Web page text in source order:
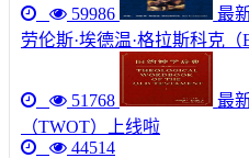
59986
最
劳伦斯·埃德温·格拉斯科克（
51768
最
（TWOT）上线啦
44514